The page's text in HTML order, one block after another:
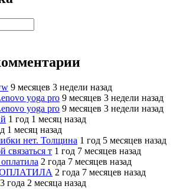
9 месяцев 3 недели назад
yoga pro 9 месяцев 3 недели назад
yoga pro 9 месяцев 3 недели назад
1 год 1 месяц назад
1 месяц назад
нет. Толщина 1 год 5 месяцев назад
т 1 год 7 месяцев назад
2 года 7 месяцев назад
ОПЛАТИЛА 2 года 7 месяцев назад
3 года 2 месяца назад